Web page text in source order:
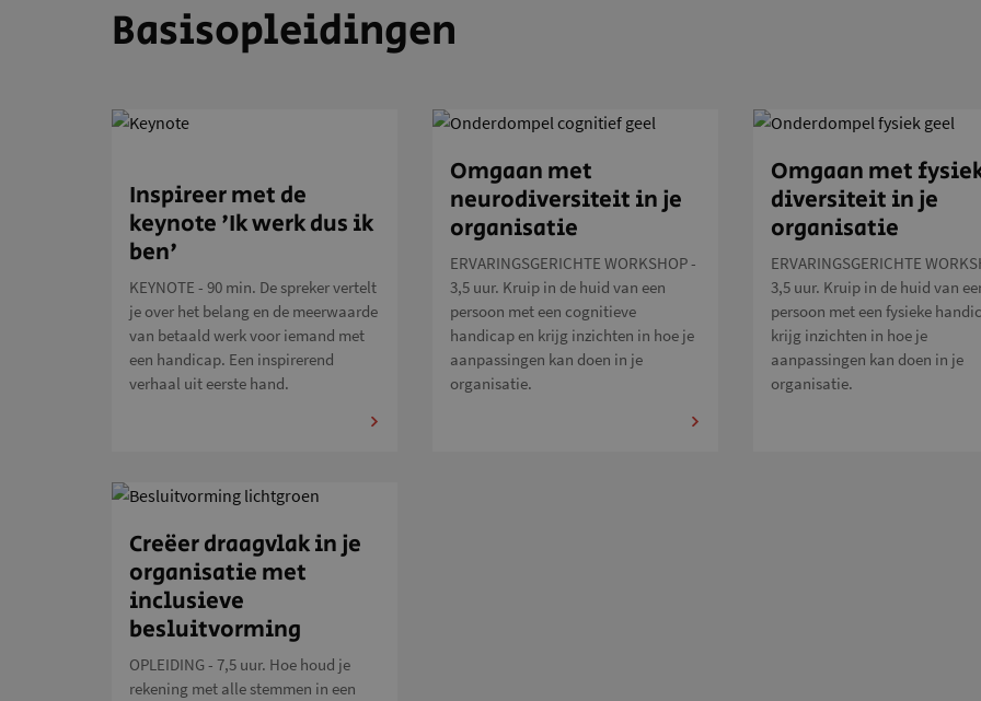
Basisopleidingen
Inspireer met de
keynote 'Ik werk dus ik
ben'
KEYNOTE - 90 min. De spreker vertelt
je over het belang en de meerwaarde
van betaald werk voor iemand met
een handicap. Een inspirerend
verhaal uit eerste hand.
Omgaan met
neurodiversiteit in je
organisatie
ERVARINGSGERICHTE WORKSHOP -
3,5 uur. Kruip in de huid van een
persoon met een cognitieve
handicap en krijg inzichten in hoe je
aanpassingen kan doen in je
organisatie.
Omgaan met
diversiteit in je
organisatie
ERVARINGSGERICHTE
3,5 uur. Kruip in de huid van
persoon met een fysieke
krijg inzichten in hoe je
aanpassingen kan doen in je
organisatie.
Creëer draagvlak in je
organisatie met
inclusieve
besluitvorming
OPLEIDING - 7,5 uur. Hoe houd je
rekening met alle stemmen in een